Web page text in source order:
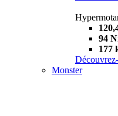
94
177
Monster